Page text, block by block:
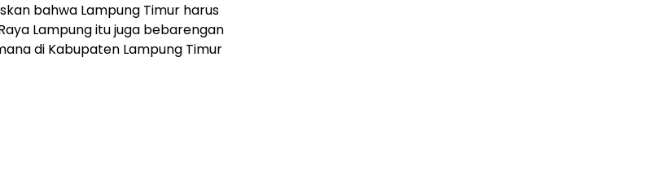
bahwa Lampung Timur harus
Lampung itu juga bebarengan
di Kabupaten Lampung Timur